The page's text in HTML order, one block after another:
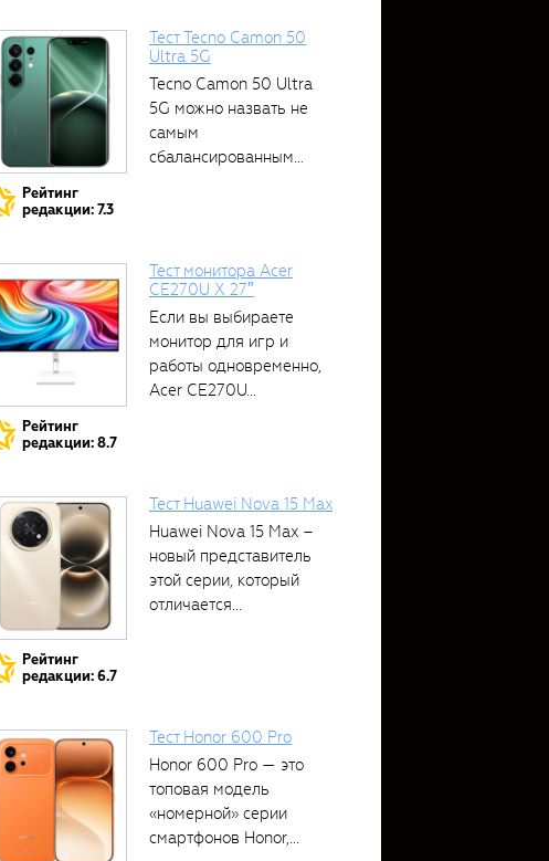
Рейтинг
редакции: 7.3
Тест Tecno Camon 50
Ultra 5G
Tecno Camon 50 Ultra
5G можно назвать не
самым
сбалансированным
Рейтинг
редакции: 8.7
Тест монитора Acer
CE270U X 27″
Если вы выбираете
монитор для игр и
работы одновременно,
Acer CE270U...
Рейтинг
редакции: 6.7
Тест Huawei Nova 15 Max
Huawei Nova 15 Max –
новый представитель
этой серии, который
отличается...
Тест Honor 600 Pro
Honor 600 Pro — это
топовая модель
«номерной» серии
смартфонов Honor,...